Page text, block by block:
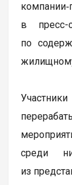
в пресс-
по
среди
из